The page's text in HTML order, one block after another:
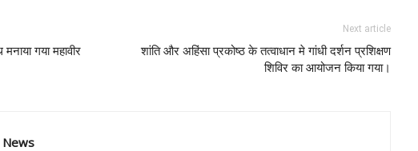
गया महावीर
Next article
शांति और अहिंसा प्रकोष्ठ के तत्वाधान मे गांधी दर्शन प्रशिक्षण
शिविर का आयोजन किया गया।
News